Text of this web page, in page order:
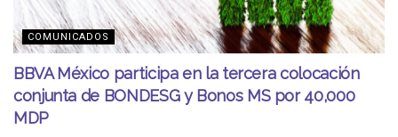
COMUNICADOS
BBVA México participa en la tercera colocación
conjunta de BONDESG y Bonos MS por 40,000
MDP